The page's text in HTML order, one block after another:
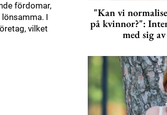
fördomar,
I
vilket
"Kan vi
på kvinnor?":
med sig